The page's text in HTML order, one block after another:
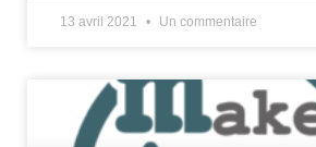
13 avril 2021 Un commentaire